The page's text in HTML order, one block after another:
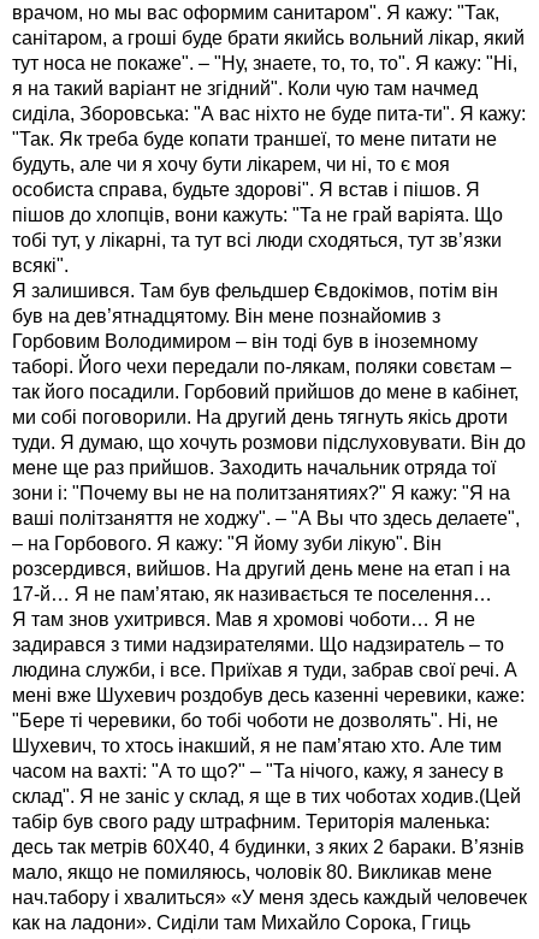
врачом, но мы вас оформим санитаром". Я кажу: "Так,
санітаром, а гроші буде брати якийсь вольний лікар, який
тут носа не покаже". – "Ну, знаете, то, то, то". Я кажу: "Ні,
я на такий варіант не згідний". Коли чую там начмед
сиділа, Зборовська: "А вас ніхто не буде пита-ти". Я кажу:
"Так. Як треба буде копати траншеї, то мене питати не
будуть, але чи я хочу бути лікарем, чи ні, то є моя
особиста справа, будьте здорові". Я встав і пішов. Я
пішов до хлопців, вони кажуть: "Та не грай варіята. Що
тобі тут, у лікарні, та тут всі люди сходяться, тут зв’язки
всякі".
Я залишився. Там був фельдшер Євдокімов, потім він
був на дев’ятнадцятому. Він мене познайомив з
Горбовим Володимиром – він тоді був в іноземному
таборі. Його чехи передали по-лякам, поляки совєтам –
так його посадили. Горбовий прийшов до мене в кабінет,
ми собі поговорили. На другий день тягнуть якісь дроти
туди. Я думаю, що хочуть розмови підслуховувати. Він до
мене ще раз прийшов. Заходить начальник отряда тої
зони і: "Почему вы не на политзанятиях?" Я кажу: "Я на
ваші політзаняття не ходжу". – "А Вы что здесь делаете",
– на Горбового. Я кажу: "Я йому зуби лікую". Він
розсердився, вийшов. На другий день мене на етап і на
17-й… Я не пам’ятаю, як називається те поселення…
Я там знов ухитрився. Мав я хромові чоботи… Я не
задирався з тими надзирателями. Що надзиратель – то
людина служби, і все. Приїхав я туди, забрав свої речі. А
мені вже Шухевич роздобув десь казенні черевики, каже:
"Бере ті черевики, бо тобі чоботи не дозволять". Ні, не
Шухевич, то хтось інакший, я не пам’ятаю хто. Але тим
часом на вахті: "А то що?" – "Та нічого, кажу, я занесу в
склад". Я не заніс у склад, я ще в тих чоботах ходив.(Цей
табір був свого раду штрафним. Територія маленька:
десь так метрів 60Х40, 4 будинки, з яких 2 бараки. В’язнів
мало, якщо не помиляюсь, чоловік 80. Викликав мене
нач.табору і хвалиться» «У меня здесь каждый человечек
как на ладони». Сиділи там Михайло Сорока, Ггиць